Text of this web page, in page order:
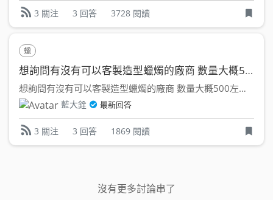
3 關注 3 回答 3728 閱讀
蠟
想詢問有沒有可以客製造型蠟燭的廠商 數量大概500
想詢問有沒有可以客製造型蠟燭的廠商 數量大概500左右 ...
藍大銓 最新回答
3 關注 3 回答 1869 閱讀
沒有更多討論串了